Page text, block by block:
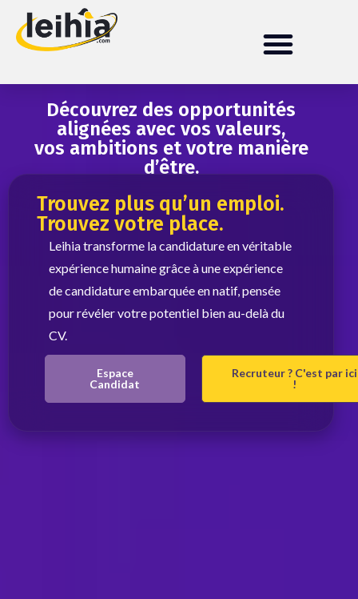
Découvrez des opportunités
alignées avec vos valeurs,
vos ambitions et votre manière
d’être.
Trouvez plus qu’un emploi.
Trouvez votre place.
Leihia transforme la candidature en véritable
expérience humaine grâce à une expérience
de candidature embarquée en natif, pensée
pour révéler votre potentiel bien au-delà du
CV.
Espace
Candidat
Recruteur ? C'est par ici
!